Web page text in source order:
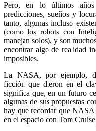
Pero, en lo últimos
predicciones, sueños y
tanto, algunas incluso
(como los robots con
manejan solos), y son
encontrar algo de realidad
imposibles.
La NASA, por ejemplo,
ficción que dieron en el
significa que, en un futuro
algunas de sus propuestas
hay que recordar que NASA
en el espacio con Tom